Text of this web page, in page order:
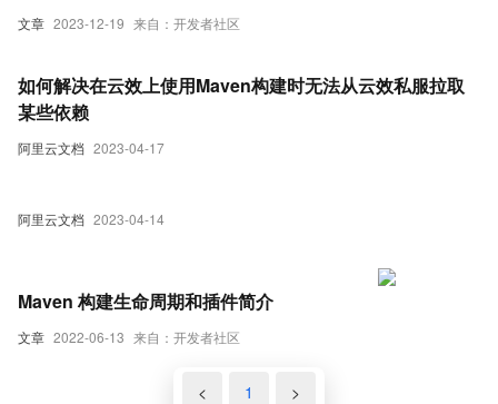
文章 2023-12-19 来自：开发者社区
阿里云文档 2023-04-17
如何解决在云效上使用Maven构建时无法从云效私服拉取
某些依赖
阿里云文档 2023-04-14
文章 2022-06-13 来自：开发者社区
Maven 构建生命周期和插件简介
< 1 >